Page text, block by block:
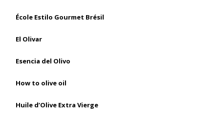
École Estilo Gourmet Brésil
El Olivar
Esencia del Olivo
How to olive oil
Huile d’Olive Extra Vierge